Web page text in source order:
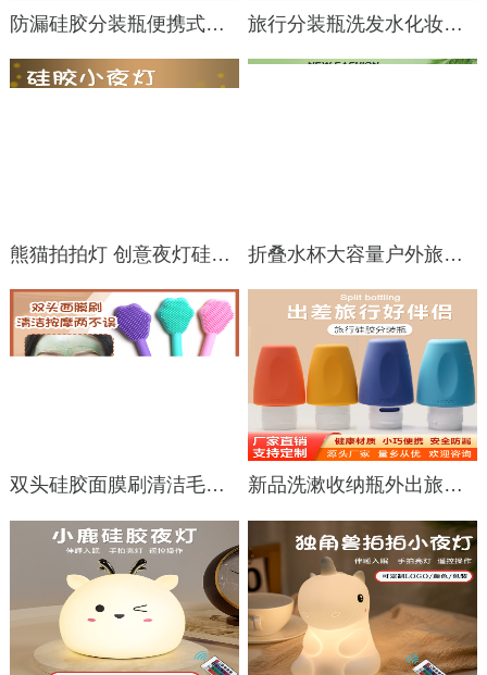
防漏硅胶分装瓶便携式出差旅行洗漱分装瓶套装化妆瓶乳液瓶 旅行分装瓶洗发水化妆品硅胶乳液分装瓶套装化妆品收纳瓶现货批发
熊猫拍拍灯 创意夜灯硅胶卡通发光玩具充电拍拍灯 可加印LOGO批发 折叠水杯大容量户外旅行运动便携硅胶水杯耐高温食品级伸缩折叠杯
双头硅胶面膜刷清洁毛孔洁面刷泥膜涂抹式面膜刷美妆工具 新品洗漱收纳瓶外出旅行分装瓶套装